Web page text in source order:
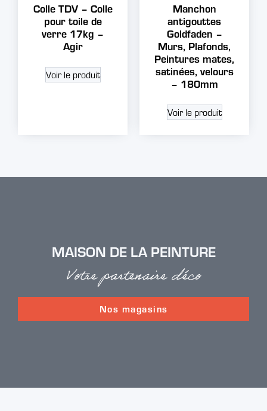
Colle TDV – Colle
pour toile de
verre 17kg –
Agir
Voir le produit
Manchon
antigouttes
Goldfaden –
Murs, Plafonds,
Peintures mates,
satinées, velours
– 180mm
Voir le produit
MAISON DE LA PEINTURE
Votre partenaire déco
Nos magasins